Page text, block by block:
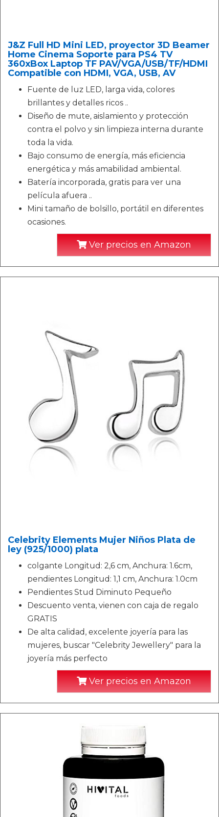
J&Z Full HD Mini LED, proyector 3D Beamer
Home Cinema Soporte para PS4 TV
360xBox Laptop TF PAV/VGA/USB/TF/HDMI
Compatible con HDMI, VGA, USB, AV
Fuente de luz LED, larga vida, colores
brillantes y detalles ricos ..
Diseño de mute, aislamiento y protección
contra el polvo y sin limpieza interna durante
toda la vida.
Bajo consumo de energía, más eficiencia
energética y más amabilidad ambiental.
Batería incorporada, gratis para ver una
película afuera ..
Mini tamaño de bolsillo, portátil en diferentes
ocasiones.
Ver precios en Amazon
Celebrity Elements Mujer Niños Plata de
ley (925/1000) plata
colgante Longitud: 2,6 cm, Anchura: 1.6cm,
pendientes Longitud: 1,1 cm, Anchura: 1.0cm
Pendientes Stud Diminuto Pequeño
Descuento venta, vienen con caja de regalo
GRATIS
De alta calidad, excelente joyería para las
mujeres, buscar "Celebrity Jewellery" para la
joyería más perfecto
Ver precios en Amazon